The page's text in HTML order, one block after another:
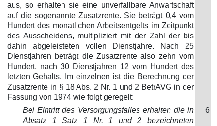
aus, so erhalten sie eine unverfallbare Anwartschaft
auf die sogenannte Zusatzrente. Sie beträgt 0,4 vom
Hundert des monatlichen Arbeitsentgelts im Zeitpunkt
des Ausscheidens, multipliziert mit der Zahl der bis
dahin abgeleisteten vollen Dienstjahre. Nach 25
Dienstjahren beträgt die Zusatzrente also zehn vom
Hundert, nach 30 Dienstjahren 12 vom Hundert des
letzten Gehalts. Im einzelnen ist die Berechnung der
Zusatzrente in § 18 Abs. 2 Nr. 1 und 2 BetrAVG in der
Fassung von 1974 wie folgt geregelt:
Bei Eintritt des Versorgungsfalles erhalten die in
Absatz 1 Satz 1 Nr. 1 und 2 bezeichneten
6